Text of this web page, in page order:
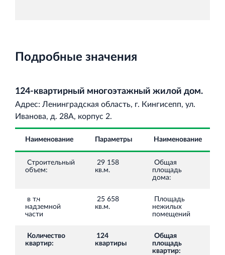
Испытательный комплекс ПКТИ
Многофункцинальный испытательный комплекс
Торгово-развлекательный центр Вернисаж в
Кингисеппе
Кингисепп
Подробные значения
124-квартирный многоэтажный жилой дом.
Адрес: Ленинградская область, г. Кингисепп, ул.
Иванова, д. 28А, корпус 2.
Наименование Параметры Наименование
Строительный
объем:
29 158
кв.м.
Общая
площадь
дома:
в т.ч
надземной
части
25 658
кв.м.
Площадь
нежилых
помещений
Количество
квартир:
124
квартиры
Общая
площадь
квартир: